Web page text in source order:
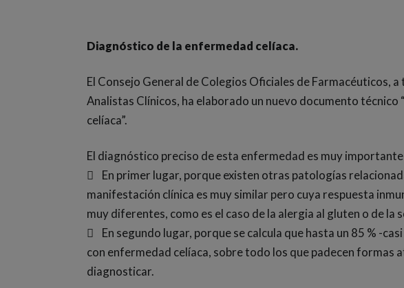
Diagnóstico de la enfermedad celíaca.
El Consejo General de Colegios Oficiales de Farmacéuticos,
Analistas Clínicos, ha elaborado un nuevo documento
celíaca”.
El diagnóstico preciso de esta enfermedad es muy
 En primer lugar, porque existen otras patologías
manifestación clínica es muy similar pero cuya respuesta
muy diferentes, como es el caso de la alergia al gluten o de la
 En segundo lugar, porque se calcula que hasta un 85 % -
con enfermedad celíaca, sobre todo los que padecen formas
diagnosticar.